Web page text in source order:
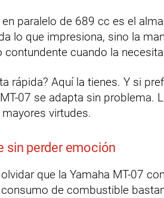
paralelo de 689 cc es el
lo que impresiona, sino la
contundente cuando la
rápida? Aquí la tienes. Y si
07 se adapta sin problema.
virtudes.
sin perder emoción
que la Yamaha MT-07
de combustible